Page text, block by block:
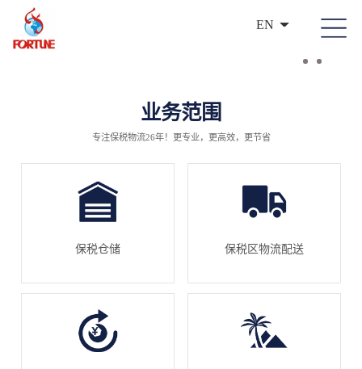
EN
业务范围
专注保税物流26年！更专业，更高效，更节省
保税仓储 保税区物流配送